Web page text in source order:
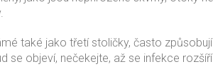
také jako třetí stoličky, často
se objeví, nečekejte, až se infekce